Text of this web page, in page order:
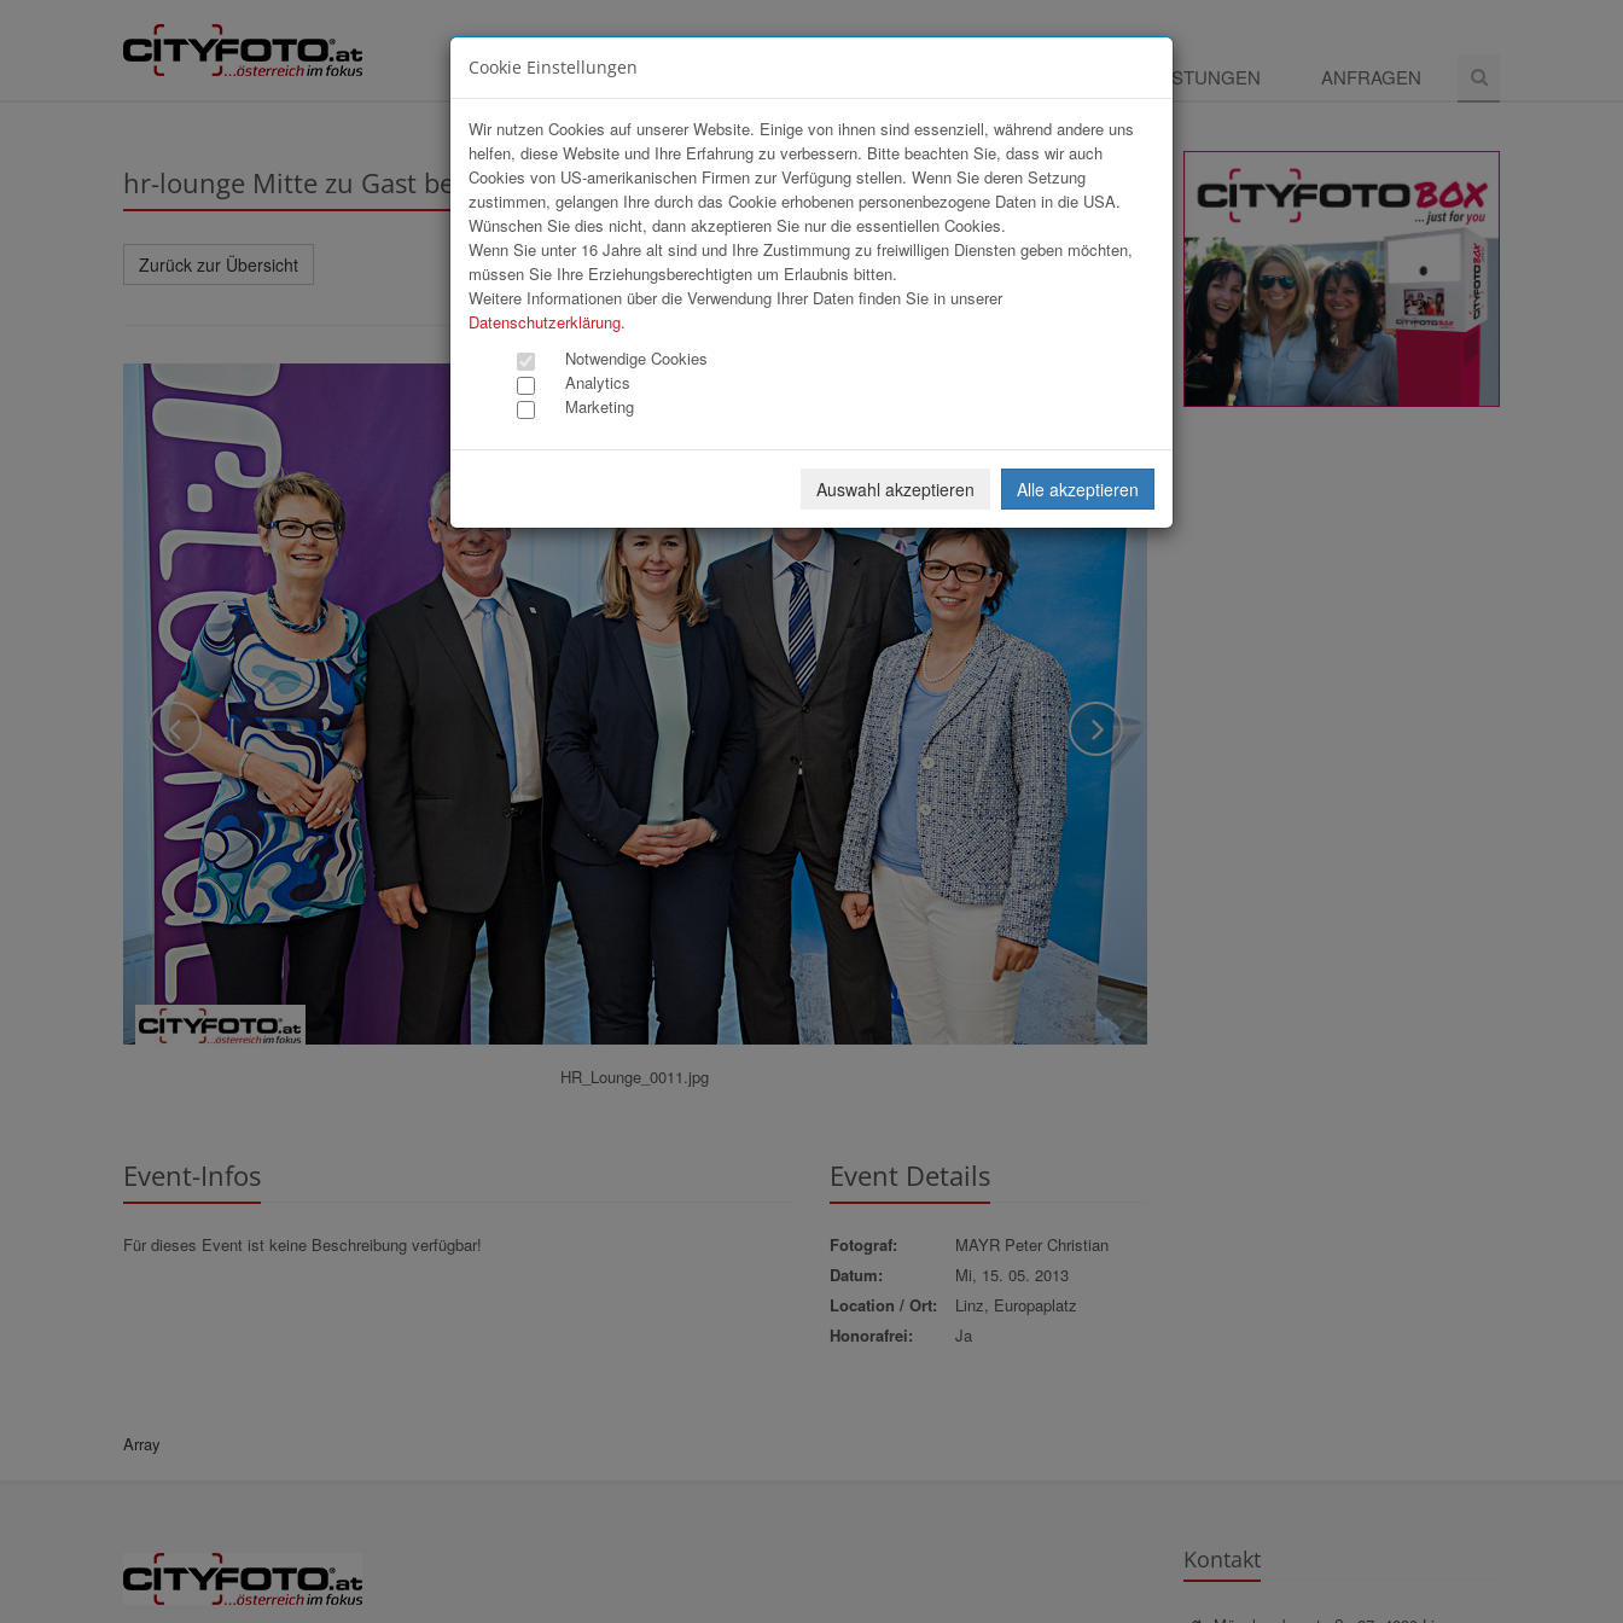
LEISTUNGEN ANFRAGEN
hr-lounge Mitte zu Gast beim AMS OÖ
Zurück zur Übersicht Download Weiterleiten
HR_Lounge_0011.jpg
Event-Infos
Für dieses Event ist keine Beschreibung verfügbar!
Event Details
Fotograf:
MAYR Peter Christian
Datum:
Mi, 15. 05. 2013
Location / Ort:
Linz, Europaplatz
Honorafrei:
Ja
Array
Kontakt
Cookie Einstellungen
Wir nutzen Cookies auf unserer Website. Einige von ihnen sind essenziell, während andere uns
helfen, diese Website und Ihre Erfahrung zu verbessern. Bitte beachten Sie, dass wir auch
Cookies von US-amerikanischen Firmen zur Verfügung stellen. Wenn Sie deren Setzung
zustimmen, gelangen Ihre durch das Cookie erhobenen personenbezogene Daten in die USA.
Wünschen Sie dies nicht, dann akzeptieren Sie nur die essentiellen Cookies.
Wenn Sie unter 16 Jahre alt sind und Ihre Zustimmung zu freiwilligen Diensten geben möchten,
müssen Sie Ihre Erziehungsberechtigten um Erlaubnis bitten.
Weitere Informationen über die Verwendung Ihrer Daten finden Sie in unserer
Datenschutzerklärung.
Notwendige Cookies
Analytics
Marketing
Auswahl akzeptieren Alle akzeptieren